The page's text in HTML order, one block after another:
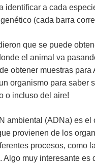
identificar a cada
(cada barra
que se puede
el animal va
obtener muestras
organismo para saber
o incluso del aire!
ambiental (ADNa) es
provienen de los
procesos,
Algo muy interesante